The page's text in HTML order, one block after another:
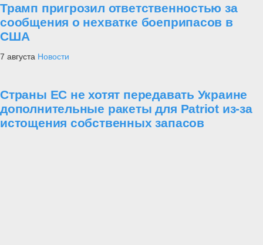
Трамп пригрозил ответственностью за
сообщения о нехватке боеприпасов в
США
7 августа Новости
Страны ЕС не хотят передавать Украине
дополнительные ракеты для Patriot из-за
истощения собственных запасов